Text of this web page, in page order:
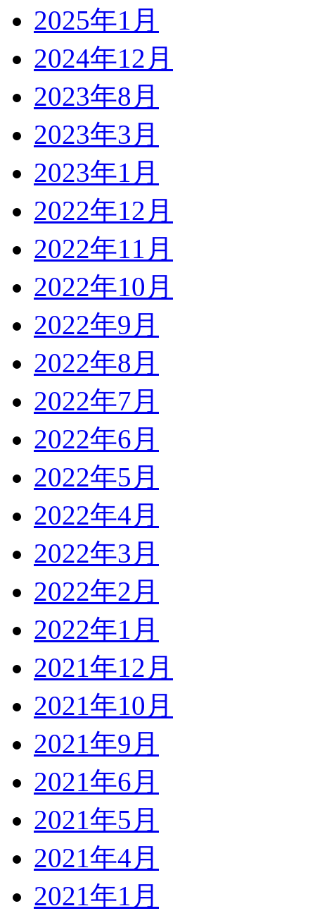
2025年1月
2024年12月
2023年8月
2023年3月
2023年1月
2022年12月
2022年11月
2022年10月
2022年9月
2022年8月
2022年7月
2022年6月
2022年5月
2022年4月
2022年3月
2022年2月
2022年1月
2021年12月
2021年10月
2021年9月
2021年6月
2021年5月
2021年4月
2021年1月